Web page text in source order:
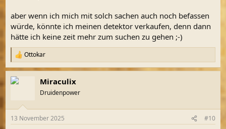
aber wenn ich mich mit solch sachen auch noch befassen
würde, könnte ich meinen detektor verkaufen, denn dann
hätte ich keine zeit mehr zum suchen zu gehen ;-)
R
e
a
k
e
Ottokar
Miraculix
Druidenpower
13 November 2025 #10